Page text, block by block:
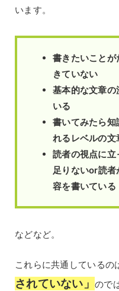
います。
書きたいこと
きていない
基本的な文章
いる
書いてみたら
れるレベルの文
読者の視点に
足りないor読
容を書いている
などなど。
これらに共通しているの
されていない」ので